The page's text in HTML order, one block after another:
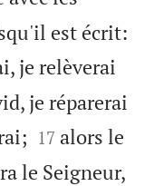
est écrit:
je relèverai
je réparerai


17 alors le
le Seigneur,